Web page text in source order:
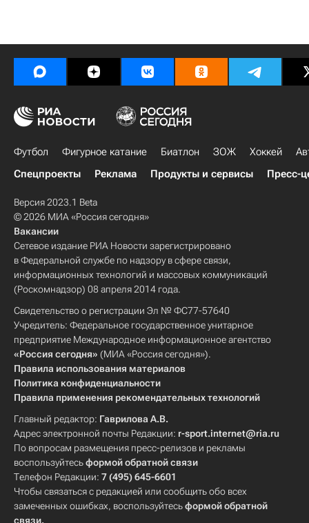
Футбол Фигурное катание Биатлон ЗОЖ Хоккей
Спецпроекты
Реклама Продукты и сервисы Пресс-
Версия 2023.1 Beta
© 2026 МИА «Россия сегодня»
Вакансии
Сетевое издание РИА Новости зарегистрировано
в Федеральной службе по надзору в сфере связи,
информационных технологий и массовых коммуникаций
(Роскомнадзор) 08 апреля 2014 года.
Свидетельство о регистрации Эл № ФС77-57640
Учредитель: Федеральное государственное унитарное
предприятие Международное информационное агентство
«Россия сегодня» (МИА «Россия сегодня»).
Правила использования материалов
Политика конфиденциальности
Правила применения рекомендательных технологий
Главный редактор: Гаврилова А.В.
Адрес электронной почты Редакции: r-sport.internet@ria.ru
По вопросам размещения пресс-релизов и рекламы
воспользуйтесьформой обратной связи
Телефон Редакции: 7 (495) 645-6601
Чтобы связаться с редакцией или сообщить обо всех
замеченных ошибках, воспользуйтесьформой обратной
связи.